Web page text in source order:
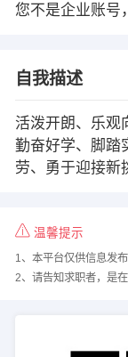
您不是企业账号
自我描述
活泼开朗、乐观
勤奋好学、脚踏
劳、勇于迎接新
温馨提示
1、本平台仅供信息发
2、请告知求职者，是在